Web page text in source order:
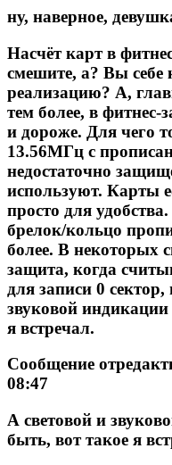
ну, наверное,
Насчёт карт в
смешите, а? Вы себе
реализацию? А,
тем более, в фитнес-
и дороже. Для чего
13.56МГц с
недостаточно
используют. Карты
просто для
брелок/кольцо
более. В некоторых
защита, когда
для записи 0
звуковой
я встречал.
Сообщение
08:47
А световой и
быть, вот такое я